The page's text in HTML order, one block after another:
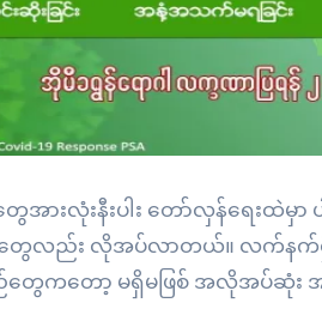
အားလုံးနီးပါး တော်လှန်ရေးထဲမှ
လည်း လိုအပ်လာတယ်။ လက်နက်ရှိ
ေကတော့ မရှိမဖြစ် အလိုအပ်ဆုံး အ